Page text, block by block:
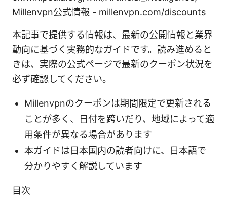
Millenvpn公式情報 - millenvpn.com/discounts
本記事で提供する情報は、最新の公開情報と業界
動向に基づく実務的なガイドです。読み進めると
きは、実際の公式ページで最新のクーポン状況を
必ず確認してください。
Millenvpnのクーポンは期間限定で更新される
ことが多く、日付を跨いだり、地域によって適
用条件が異なる場合があります
本ガイドは日本国内の読者向けに、日本語で
分かりやすく解説しています
目次